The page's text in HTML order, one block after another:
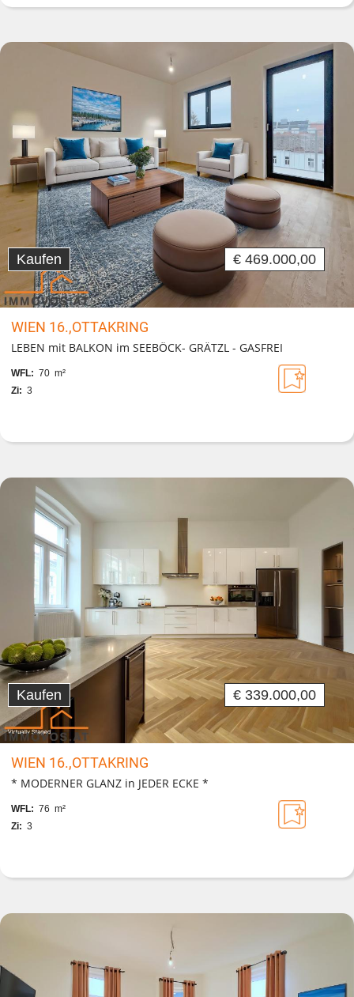
Kaufen € 469.000,00
WIEN 16.,OTTAKRING
LEBEN mit BALKON im SEEBÖCK- GRÄTZL - GASFREI
WFL: 70 m²
Zi: 3
Kaufen € 339.000,00
WIEN 16.,OTTAKRING
* MODERNER GLANZ in JEDER ECKE *
WFL: 76 m²
Zi: 3